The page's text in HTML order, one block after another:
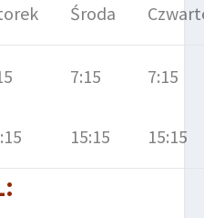
Środa
7:15
15:15
7:15
15:15